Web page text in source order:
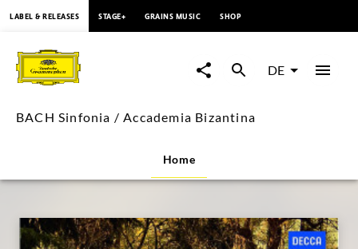
Sinfonia
Bizantina
LABEL & RELEASES STAGE+ GRAINS MUSIC SHOP
DE
BACH Sinfonia / Accademia Bizantina
Home